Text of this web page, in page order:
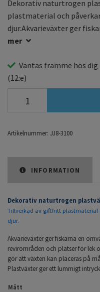
Dekorativ naturtrogen
plastmaterial och
djur.Akvarieväxter ger
mer
Väntas framme hos dig
(12:e)
Artikelnummer: JJ8-3100
INFORMATION
Dekorativ naturtrogen
Tillverkad av giftfritt plastmaterial
djur.
Akvarieväxter ger fiskarna en
revirområden och platser för lek
gör att växten kan placeras på
Plastväxter ger ett lummigt
Mått